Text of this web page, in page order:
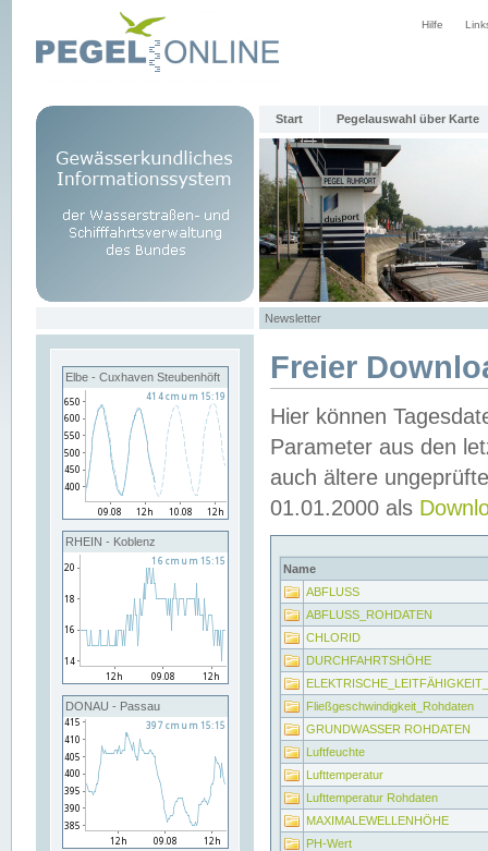
Hilfe
Start Pegelauswahl über Karte
Newsletter
Elbe - Cuxhaven Steubenhöft
RHEIN - Koblenz
DONAU - Passau
Freier
Hier können
Parameter aus den
auch ältere
01.01.2000 als
Name
ABFLUSS
ABFLUSS_ROHDATEN
CHLORID
DURCHFAHRTSHÖHE
Fließgeschwindigkeit_Rohdaten
GRUNDWASSER ROHDATEN
Luftfeuchte
Lufttemperatur
Lufttemperatur Rohdaten
MAXIMALEWELLENHÖHE
PH-Wert